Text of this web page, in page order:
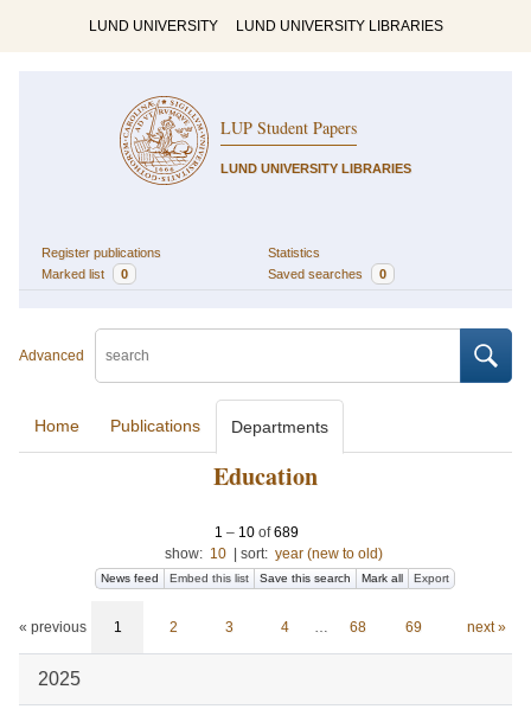
LUND UNIVERSITY LUND UNIVERSITY LIBRARIES
LUP Student Papers
LUND UNIVERSITY LIBRARIES
Register publications
Statistics
Marked list
0 Saved searches 0
Advanced
Home Publications Departments
Education
1 – 10of689
show: 10 sort: year (new to old)
News feed Embed this list Save this search Mark all Export
« previous 1 2 3 4 … 68 69 next »
2025